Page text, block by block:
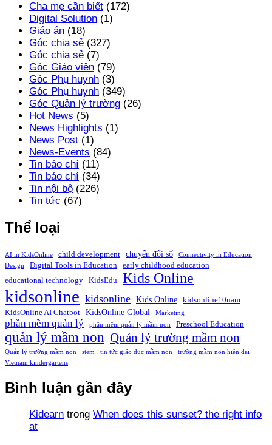
Cha mẹ cần biết (172)
Digital Solution (1)
Giáo án (18)
Góc chia sẻ (327)
Góc chia sẻ (7)
Góc Giáo viên (79)
Góc Phụ huynh (3)
Góc Phụ huynh (349)
Góc Quản lý trường (26)
Hot News (5)
News Highlights (1)
News Post (1)
News-Events (84)
Tin báo chí (11)
Tin báo chí (34)
Tin nội bộ (226)
Tin tức (67)
Thể loại
AI in KidsOnline child development chuyển đổi số
Connectivity in Education
Design
Digital Tools in Education
early childhood education
educational technology
KidsEdu Kids Online
kidsonline kidsonline Kids Online
kidsonline10nam
KidsOnline AI Chatbot
KidsOnline Global Marketing
phần mềm quản lý phần mềm quản lý mầm non Preschool Education
quản lý mầm non Quản lý trường mầm non
Quản lý trường mầm non stem tin tức giáo dục mầm non
trường mầm non hiện đại
Vietnam kindergartens
Bình luận gần đây
Kidearn trong When does this sunset? the right info
at